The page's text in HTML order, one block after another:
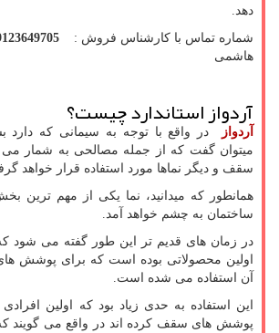
دهد.
شماره تماس با کارشناس فروش :
هاشمی
آردواز استاندارد چیست؟
آردواز
در واقع با توجه به سیمانی که دارد
میتوان گفت که از جمله مصالحی به شمار می
سقف و دیگر نماها مورد استفاده قرار خواهد
همانطور که میدانید، نما یکی از مهم ترین
ساختمان به چشم خواهد آمد.
در زمان های قدیم تر این طور گفته می شود
اولین محصولاتی بوده است که برای پوشش
آن استفاده می شده است.
این استفاده به حدی زیاد بود که اولین
پوشش های سقف کرده اند در واقع می گویند